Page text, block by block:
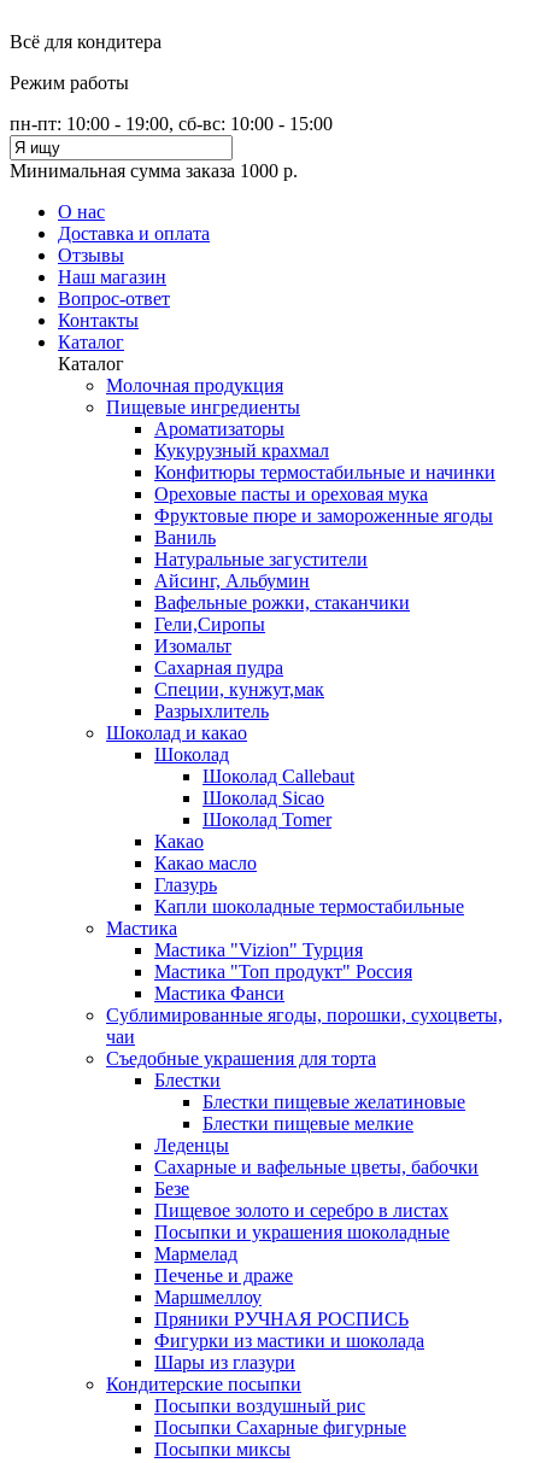
Всё для кондитера
Режим работы
пн-пт: 10:00 - 19:00, сб-вс: 10:00 - 15:00
Минимальная сумма заказа 1000 р.
О нас
Доставка и оплата
Отзывы
Наш магазин
Вопрос-ответ
Контакты
Каталог
Каталог
Молочная продукция
Пищевые ингредиенты
Ароматизаторы
Кукурузный крахмал
Конфитюры термостабильные и начинки
Ореховые пасты и ореховая мука
Фруктовые пюре и замороженные ягоды
Ваниль
Натуральные загустители
Айсинг, Альбумин
Вафельные рожки, стаканчики
Гели,Сиропы
Изомальт
Сахарная пудра
Специи, кунжут,мак
Разрыхлитель
Шоколад и какао
Шоколад
Шоколад Callebaut
Шоколад Sicao
Шоколад Tomer
Какао
Какао масло
Глазурь
Капли шоколадные термостабильные
Мастика
Мастика "Vizion" Турция
Мастика "Топ продукт" Россия
Мастика Фанси
Сублимированные ягоды, порошки, сухоцветы,
чаи
Съедобные украшения для торта
Блестки
Блестки пищевые желатиновые
Блестки пищевые мелкие
Леденцы
Сахарные и вафельные цветы, бабочки
Безе
Пищевое золото и серебро в листах
Посыпки и украшения шоколадные
Мармелад
Печенье и драже
Маршмеллоу
Пряники РУЧНАЯ РОСПИСЬ
Фигурки из мастики и шоколада
Шары из глазури
Кондитерские посыпки
Посыпки воздушный рис
Посыпки Сахарные фигурные
Посыпки миксы